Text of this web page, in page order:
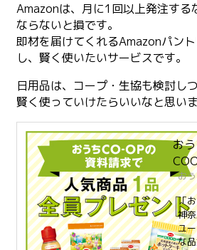
Amazonは、月に1回以上発注する
ならないと損です。
即材を届けてくれるAmazonパン
し、賢く使いたいサービスです。
日用品は、コープ・生協も検討し
賢く使っていけたらいいなと思いま
お
お
「
神
ユ
な